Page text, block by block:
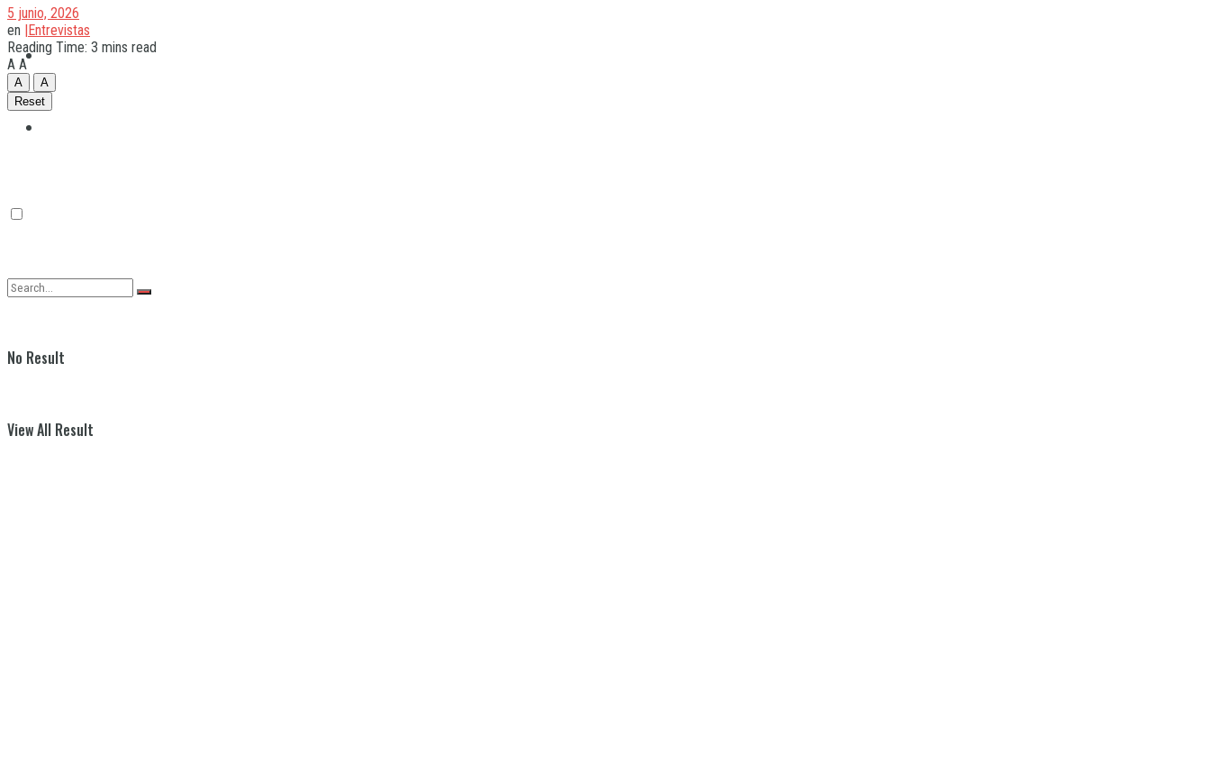
Quilmes
No Result
View All Result
5 junio, 2026
en |Entrevistas
Reading Time: 3 mins read
A A
A
A
Reset